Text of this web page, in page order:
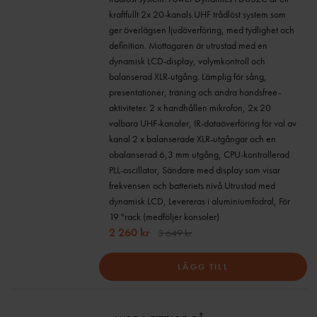
kraftfullt 2x 20-kanals UHF trådlöst system som
ger överlägsen ljudöverföring, med tydlighet och
definition. Mottagaren är utrustad med en
dynamisk LCD-display, volymkontroll och
balanserad XLR-utgång. Lämplig för sång,
presentationer, träning och andra handsfree-
aktiviteter. 2 x handhållen mikrofon, 2x 20
valbara UHF-kanaler, IR-dataöverföring för val av
kanal 2 x balanserade XLR-utgångar och en
obalanserad 6,3 mm utgång, CPU-kontrollerad
PLL-oscillator, Sändare med display som visar
frekvensen och batteriets nivå Utrustad med
dynamisk LCD, Levereras i aluminiumfodral, För
19 "rack (medföljer konsoler)
2 260 kr 3 649 kr
LÄGG TILL